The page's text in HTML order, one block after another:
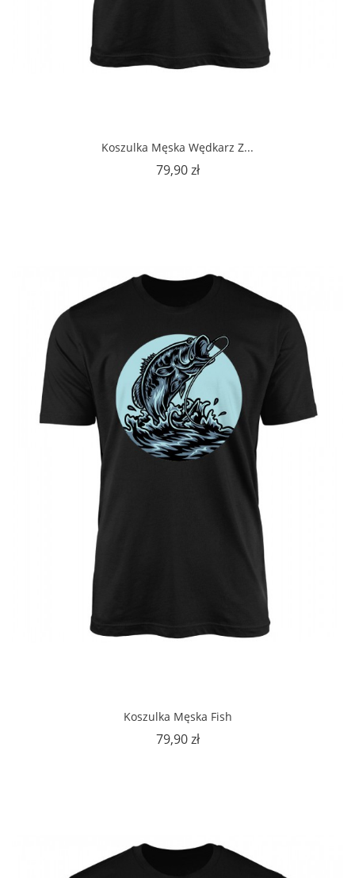
Koszulka Męska Wędkarz Z...
79,90 złCena
Koszulka Męska Fish
79,90 złCena